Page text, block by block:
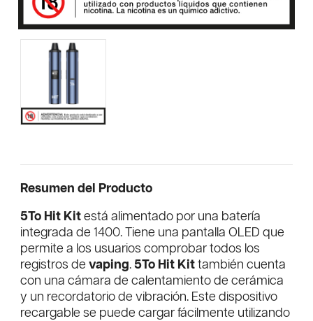
Resumen del Producto
5To Hit Kitestá alimentado por una batería
integrada de 1400. Tiene una pantalla OLED que
permite a los usuarios comprobar todos los
registros de vaping.5To Hit Kittambién cuenta
con una cámara de calentamiento de cerámica
y un recordatorio de vibración. Este dispositivo
recargable se puede cargar fácilmente utilizando